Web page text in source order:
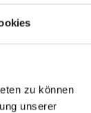
zu können
unserer
in
Economy